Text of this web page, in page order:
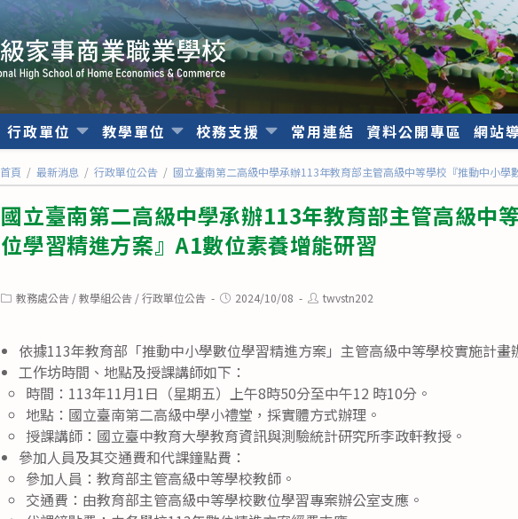
行政單位 教學單位 校務支援 常用連結 資料公開專區 網站
首頁 / 最新消息 / 行政單位公告 / 國立臺南第二高級中學承辦113年教育部主管高級中等學校『推動中小學
國立臺南第二高級中學承辦113年教育部主管高級中
位學習精進方案』A1數位素養增能研習
Post教務處公告 / 教學組公告 / 行政單位公告
Post2024/10/08
Posttwvstn202
依據113年教育部「推動中小學數位學習精進方案」主管高級中等學校實施計畫
工作坊時間、地點及授課講師如下：
時間：113年11月1日（星期五）上午8時50分至中午12 時10分。
地點：國立臺南第二高級中學小禮堂，採實體方式辦理。
授課講師：國立臺中教育大學教育資訊與測驗統計研究所李政軒教授。
參加人員及其交通費和代課鐘點費：
參加人員：教育部主管高級中等學校教師。
交通費：由教育部主管高級中等學校數位學習專案辦公室支應。